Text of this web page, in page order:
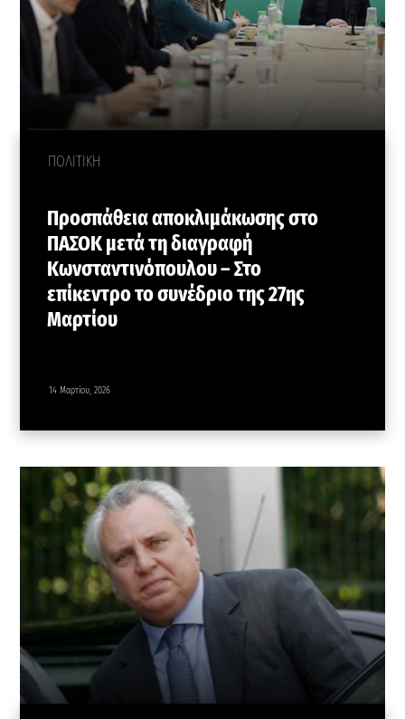
ΠΟΛΙΤΙΚΗ
Προσπάθεια αποκλιμάκωσης στο
ΠΑΣΟΚ μετά τη διαγραφή
Κωνσταντινόπουλου – Στο
επίκεντρο το συνέδριο της 27ης
Μαρτίου
14 Μαρτίου, 2026